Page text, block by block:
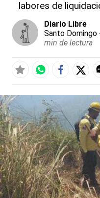
labores de
Diario Libre
Santo Domingo
min de lectura